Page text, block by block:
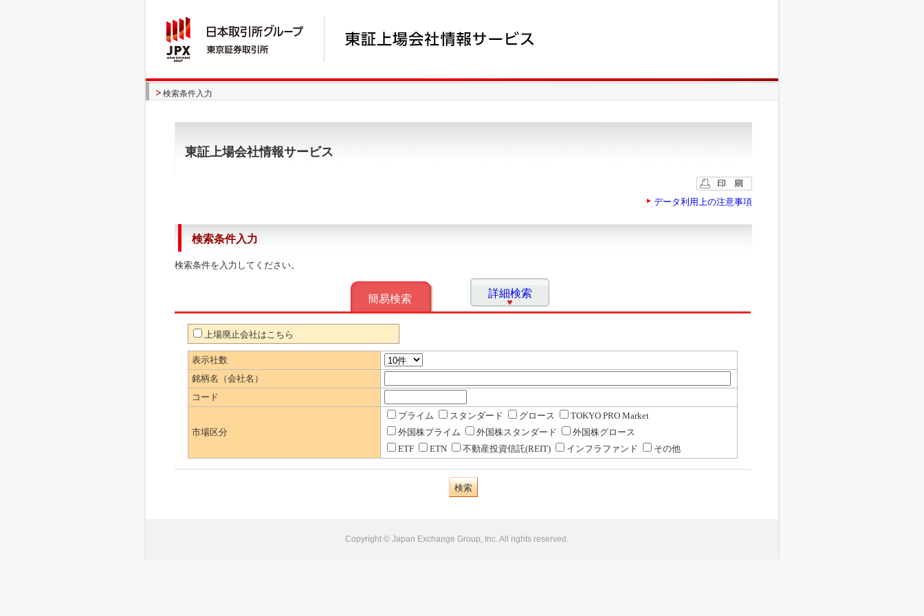
検索条件入力
東証上場会社情報サービス
データ利用上の注意事項
検索条件入力
検索条件を入力してください。
簡易検索 詳細検索
上場廃止会社はこちら
表示社数
銘柄名（会社名）
コード
市場区分
プライム スタンダード グロース
TOKYO PRO Market
外国株プライム
外国株スタンダード
外国株グロース
ETF
ETN 不動産投資信託(REIT) インフラファンド その他